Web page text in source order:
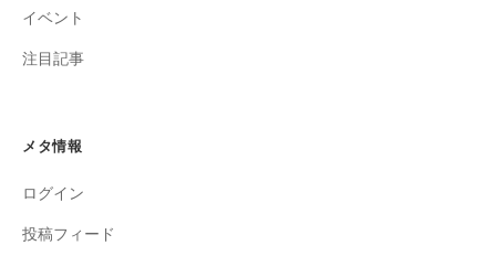
イベント
注目記事
メタ情報
ログイン
投稿フィード